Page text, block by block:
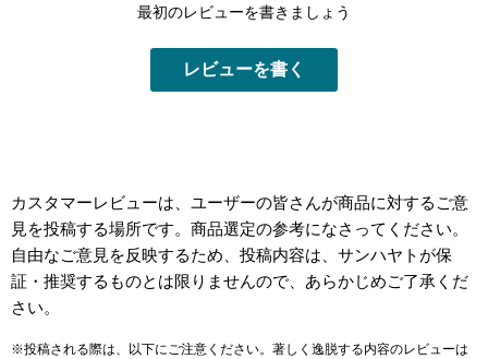
最初のレビューを書きましょう
レビューを書く
カスタマーレビューは、ユーザーの皆さんが商品に対するご意
見を投稿する場所です。商品選定の参考になさってください。
自由なご意見を反映するため、投稿内容は、サンハヤトが保
証・推奨するものとは限りませんので、あらかじめご了承くだ
さい。
※投稿される際は、以下にご注意ください。著しく逸脱する内容のレビューは